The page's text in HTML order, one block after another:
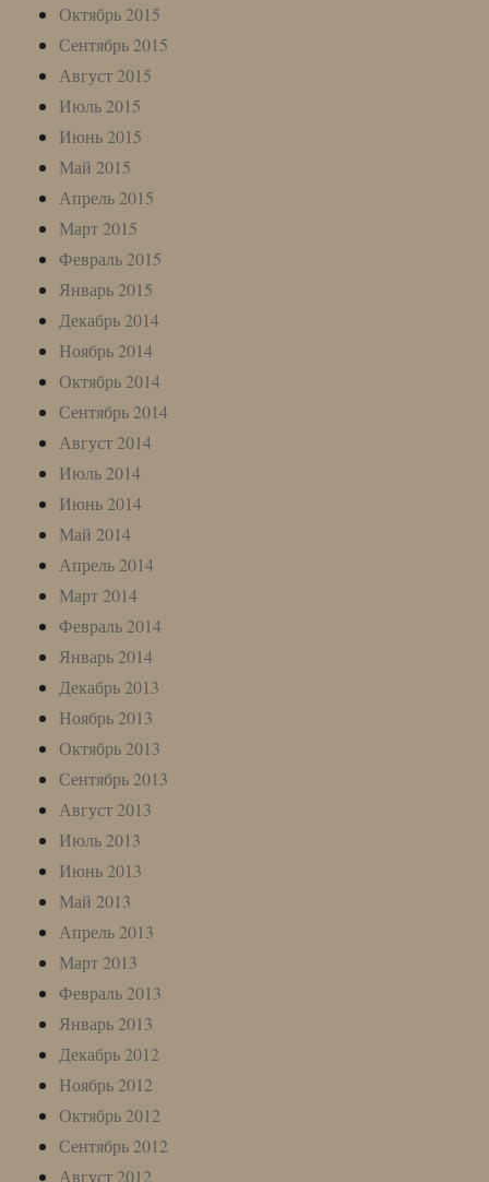
Октябрь 2015
Сентябрь 2015
Август 2015
Июль 2015
Июнь 2015
Май 2015
Апрель 2015
Март 2015
Февраль 2015
Январь 2015
Декабрь 2014
Ноябрь 2014
Октябрь 2014
Сентябрь 2014
Август 2014
Июль 2014
Июнь 2014
Май 2014
Апрель 2014
Март 2014
Февраль 2014
Январь 2014
Декабрь 2013
Ноябрь 2013
Октябрь 2013
Сентябрь 2013
Август 2013
Июль 2013
Июнь 2013
Май 2013
Апрель 2013
Март 2013
Февраль 2013
Январь 2013
Декабрь 2012
Ноябрь 2012
Октябрь 2012
Сентябрь 2012
Август 2012